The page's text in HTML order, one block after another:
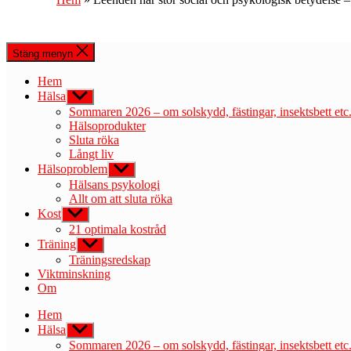
Stäng menyn
Hem
Hälsa Visa
undermeny
Sommaren 2026 – om solskydd, fästingar, insektsbett etc.
Hälsoprodukter
Sluta röka
Långt liv
Hälsoproblem Visa
undermeny
Hälsans psykologi
Allt om att sluta röka
Kost Visa
undermeny
21 optimala kostråd
Träning Visa
undermeny
Träningsredskap
Viktminskning
Om
Hem
Hälsa Visa
undermeny
Sommaren 2026 – om solskydd, fästingar, insektsbett etc.